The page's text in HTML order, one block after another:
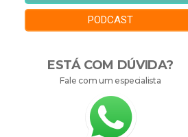
PODCAST
ESTÁ COM DÚVIDA?
Fale com um especialista